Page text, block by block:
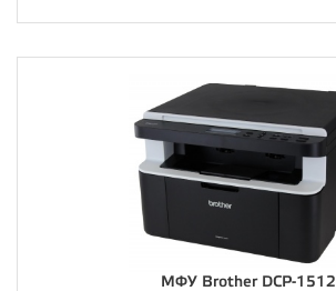
МФУ Brother DCP-1512